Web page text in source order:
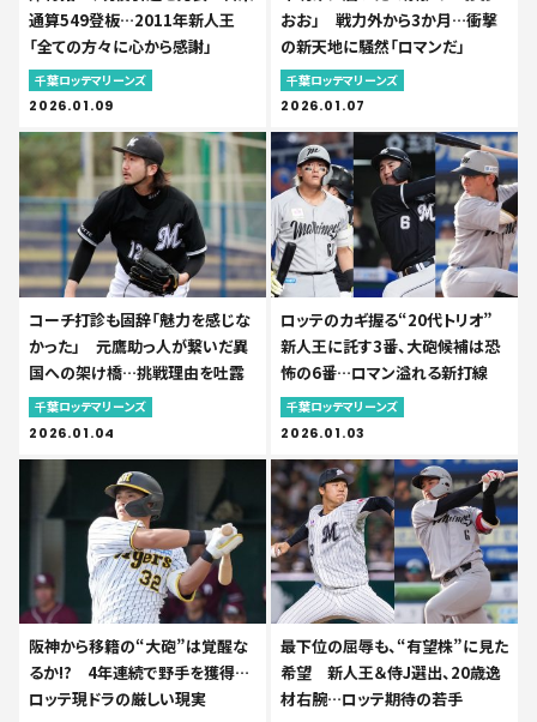
通算549登板…2011年新人王
「全ての方々に心から感謝」
千葉ロッテマリーンズ
2026.01.09
おお」 戦力外から3か月…衝撃
の新天地に騒然「ロマンだ」
千葉ロッテマリーンズ
2026.01.07
コーチ打診も固辞「魅力を感じな
かった」 元鷹助っ人が繋いだ異
国への架け橋…挑戦理由を吐露
千葉ロッテマリーンズ
2026.01.04
ロッテのカギ握る“20代トリオ”
新人王に託す3番、大砲候補は恐
怖の6番…ロマン溢れる新打線
千葉ロッテマリーンズ
2026.01.03
阪神から移籍の“大砲”は覚醒な
るか!? 4年連続で野手を獲得…
ロッテ現ドラの厳しい現実
最下位の屈辱も、“有望株”に見た
希望 新人王＆侍J選出、20歳逸
材右腕…ロッテ期待の若手